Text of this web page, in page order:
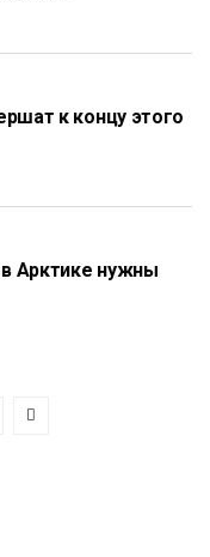
к концу этого
Арктике нужны